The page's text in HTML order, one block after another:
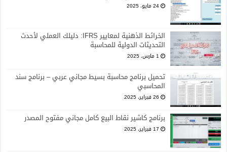
24 مايو، 2025
الخرائط الذهنية لمعايير IFRS: دليلك العملي لأحدث
التحديثات الدولية للمحاسبة
1 مارس، 2025
تحميل برنامج محاسبة بسيط مجاني عربي – برنامج سند
المحاسبي
26 فبراير، 2025
برنامج كاشير نقاط البيع كامل مجاني مفتوح المصدر
17 فبراير، 2025